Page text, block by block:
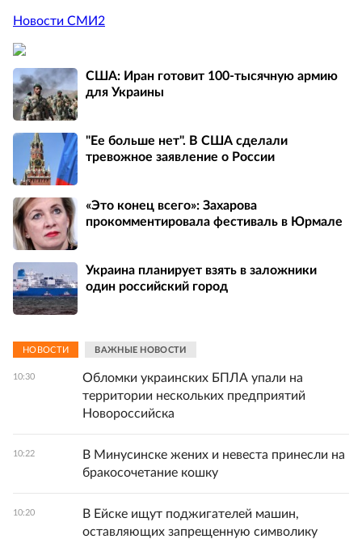
Новости СМИ2
США: Иран готовит 100-тысячную армию
для Украины
"Ее больше нет". В США сделали
тревожное заявление о России
«Это конец всего»: Захарова
прокомментировала фестиваль в Юрмале
Украина планирует взять в заложники
один российский город
НОВОСТИ ВАЖНЫЕ НОВОСТИ
10:30
Обломки украинских БПЛА упали на
территории нескольких предприятий
Новороссийска
10:22
В Минусинске жених и невеста принесли на
бракосочетание кошку
10:20
В Ейске ищут поджигателей машин,
оставляющих запрещенную символику